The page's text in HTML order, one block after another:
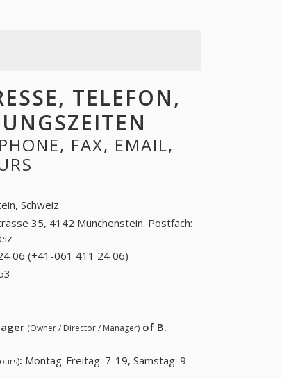
TELEFON,
FAX, EMAIL,
Schweiz
35, 4142 Münchenstein. Postfach:
06 (+41-061 411 24 06)
(Owner / Director / Manager) of B.
: Montag-Freitag: 7-19, Samstag: 9-